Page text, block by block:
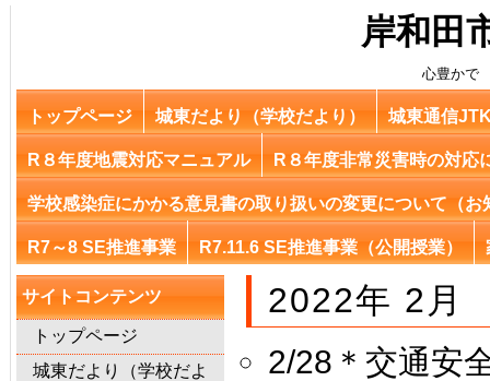
岸和田
心豊かで
トップページ 城東だより（学校だより） 城東通信
R８年度地震対応マニュアル R８年度非常災害時の対応
学校感染症にかかる意見書の取り扱いの変更について（お
R7～8 SE推進事業 R7.11.6 SE推進事業（公開授業）
サイトコンテンツ
トップページ
城東だより（学校だよ
2022年 2月
2/28＊交通安